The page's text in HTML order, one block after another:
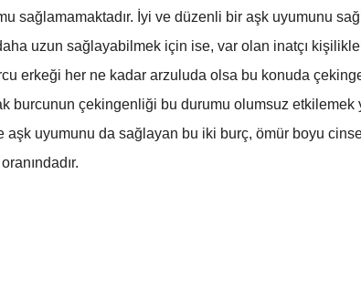
sağlamamaktadır. İyi ve düzenli bir aşk uyumunu
uzun sağlayabilmek için ise, var olan inatçı
erkeği her ne kadar arzuluda olsa bu konuda
burcunun çekingenliği bu durumu olumsuz
aşk uyumunu da sağlayan bu iki burç, ömür boyu